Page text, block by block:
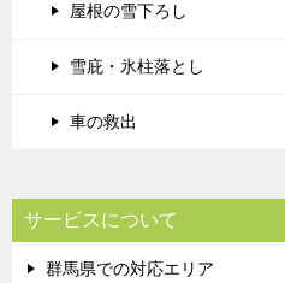
屋根の雪下ろし
雪庇・氷柱落とし
車の救出
サービスについて
群馬県での対応エリア